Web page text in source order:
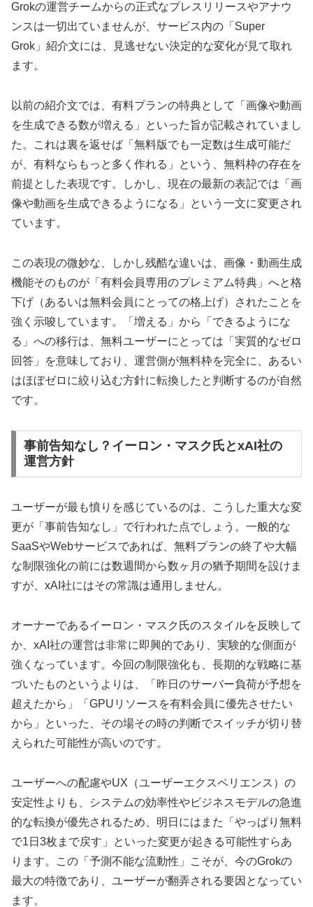
Grokの運営チームからの正式なプレスリリースやアナウ
ンスは一切出ていませんが、サービス内の「Super
Grok」紹介文には、見逃せない決定的な変化が見て取れ
ます。
以前の紹介文では、有料プランの特典として「画像や動画
を生成できる数が増える」といった旨が記載されていまし
た。これは裏を返せば「無料版でも一定数は生成可能だ
が、有料ならもっと多く作れる」という、無料枠の存在を
前提とした表現です。しかし、現在の最新の表記では「画
像や動画を生成できるようになる」という一文に変更され
ています。
この表現の微妙な、しかし残酷な違いは、画像・動画生成
機能そのものが「有料会員専用のプレミアム特典」へと格
下げ（あるいは無料会員にとっての格上げ）されたことを
強く示唆しています。「増える」から「できるようにな
る」への移行は、無料ユーザーにとっては「実質的なゼロ
回答」を意味しており、運営側が無料枠を完全に、あるい
はほぼゼロに絞り込む方針に転換したと判断するのが自然
です。
事前告知なし？イーロン・マスク氏とxAI社の
運営方針
ユーザーが最も憤りを感じているのは、こうした重大な変
更が「事前告知なし」で行われた点でしょう。一般的な
SaaSやWebサービスであれば、無料プランの終了や大幅
な制限強化の前には数週間から数ヶ月の猶予期間を設けま
すが、xAI社にはその常識は通用しません。
オーナーであるイーロン・マスク氏のスタイルを反映して
か、xAI社の運営は非常に即興的であり、実験的な側面が
強くなっています。今回の制限強化も、長期的な戦略に基
づいたものというよりは、「昨日のサーバー負荷が予想を
超えたから」「GPUリソースを有料会員に優先させたい
から」といった、その場その時の判断でスイッチが切り替
えられた可能性が高いのです。
ユーザーへの配慮やUX（ユーザーエクスペリエンス）の
安定性よりも、システムの効率性やビジネスモデルの急進
的な転換が優先されるため、明日にはまた「やっぱり無料
で1日3枚まで戻す」といった変更が起きる可能性すらあ
ります。この「予測不能な流動性」こそが、今のGrokの
最大の特徴であり、ユーザーが翻弄される要因となってい
ます。